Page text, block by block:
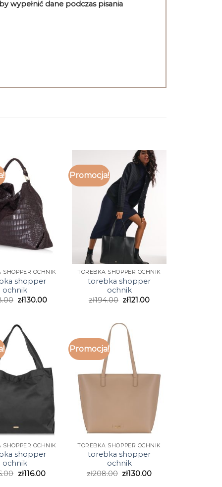
wypełnić dane podczas pisania
SHOPPER OCHNIK
shopper
ochnik
zł130.00
Promocja!
TOREBKA SHOPPER OCHNIK
torebka shopper
ochnik
zł194.00 zł121.00
SHOPPER OCHNIK
shopper
ochnik
zł116.00
Promocja!
TOREBKA SHOPPER OCHNIK
torebka shopper
ochnik
zł208.00 zł130.00